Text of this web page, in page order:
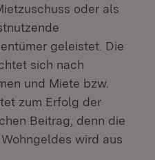
oder als
geleistet. Die
sich nach
und Miete bzw.
zum Erfolg der
Beitrag, denn die
wird aus